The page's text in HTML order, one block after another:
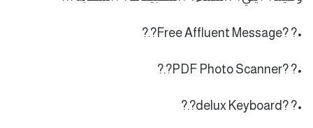
•? ?Free Affluent Message?.?
•? ?PDF Photo Scanner?.?
•? ?delux Keyboard?.?